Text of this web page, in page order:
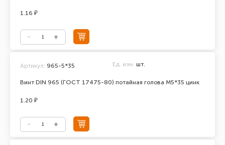
1.16 ₽
Винт DIN 965 (ГОСТ 17475-80) потайная голова М5*35 цинк
Артикул: 965-5*35 Ед. изм. шт.
1.20 ₽